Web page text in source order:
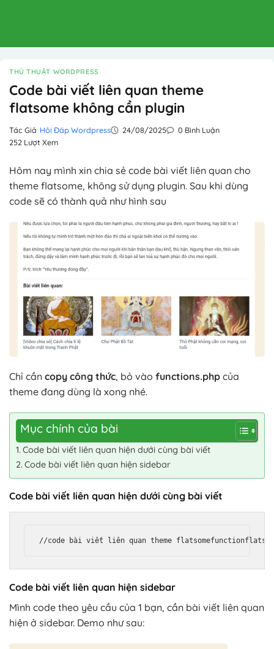
THỦ THUẬT WORDPRESS
Code bài viết liên quan theme
flatsome không cần plugin
Tác Giả Hỏi Đáp Wordpress 24/08/2025
0 Bình Luận
252 Lượt Xem
Hôm nay mình xin chia sẻ code bài viết liên quan cho
theme flatsome, không sử dụng plugin. Sau khi dùng
code sẽ có thành quả như hình sau
Chỉ cần copy công thức, bỏ vào functions.php của
theme đang dùng là xong nhé.
Mục chính của bài
Code bài viết liên quan hiện dưới cùng bài viết
Code bài viết liên quan hiện sidebar
Code bài viết liên quan hiện dưới cùng bài viết
//code bài viết liên quan theme flatsomefunction
Code bài viết liên quan hiện sidebar
Mình code theo yêu cầu của 1 bạn, cần bài viết liên quan
hiện ở sidebar. Demo như sau: